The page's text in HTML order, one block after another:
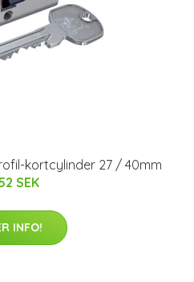
kortcylinder 27 / 40mm
SEK
INFO!